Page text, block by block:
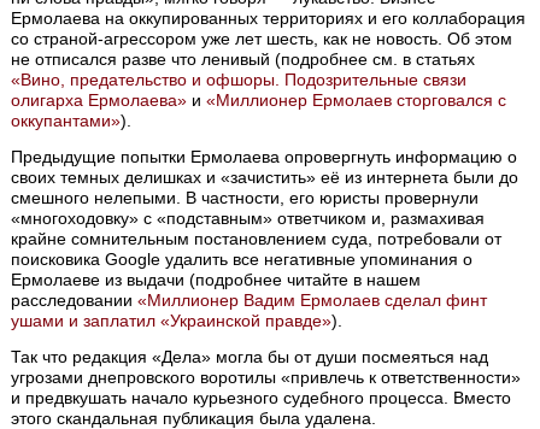
Ермолаева на оккупированных территориях и его коллаборация
со страной-агрессором уже лет шесть, как не новость. Об этом
не отписался разве что ленивый (подробнее см. в статьях
«Вино, предательство и офшоры. Подозрительные связи
олигарха Ермолаева» и«Миллионер Ермолаев сторговался с
оккупантами»).
Предыдущие попытки Ермолаева опровергнуть информацию о
своих темных делишках и «зачистить» её из интернета были до
смешного нелепыми. В частности, его юристы провернули
«многоходовку» с «подставным» ответчиком и, размахивая
крайне сомнительным постановлением суда, потребовали от
поисковика Google удалить все негативные упоминания о
Ермолаеве из выдачи (подробнее читайте в нашем
расследовании«Миллионер Вадим Ермолаев сделал финт
ушами и заплатил «Украинской правде»).
Так что редакция «Дела» могла бы от души посмеяться над
угрозами днепровского воротилы «привлечь к ответственности»
и предвкушать начало курьезного судебного процесса. Вместо
этого скандальная публикация была удалена.